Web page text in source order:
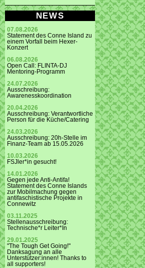
NEWS
07.08.2026
Statement des Conne Island zu
einem Vorfall beim Hexer-
Konzert
06.08.2026
Open Call: FLINTA-DJ
Mentoring-Programm
24.07.2026
Ausschreibung:
Awarenesskoordination
20.04.2026
Ausschreibung: Verantwortliche
Person für die Küche/Catering
24.03.2026
Ausschreibung: 20h-Stelle im
Finanz-Team ab 15.05.2026
10.03.2026
FSJler*in gesucht!
14.01.2026
Gegen jede Anti-Antifa!
Statement des Conne Islands
zur Mobilmachung gegen
antifaschistische Projekte in
Connewitz
03.11.2025
Stellenausschreibung:
Technische*r Leiter*In
29.01.2025
"The Tough Get Going!"
Danksagung an alle
Unterstützer:innen! Thanks to
all supporters!